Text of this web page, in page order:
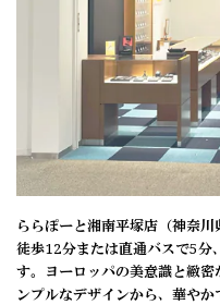
ららぽーと湘南平塚店（神奈
徒歩12分または直通バスで5分
す。ヨーロッパの美意識と緻
ンプルなデザインから、華や